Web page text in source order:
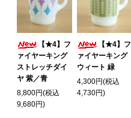
【★4】フ
ァイヤーキング
ストレッチダイ
ヤ 紫／青
8,800円(税込
9,680円)
【★4】フ
ァイヤーキング
ウィート 緑
4,300円(税込
4,730円)